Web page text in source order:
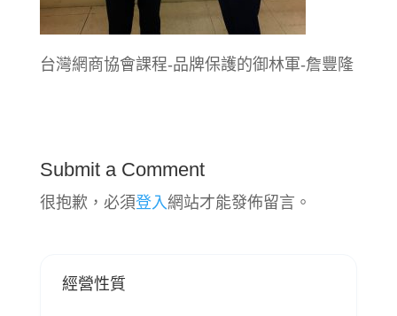
台灣網商協會課程-品牌保護的御林軍-詹豐隆
Submit a Comment
很抱歉，必須登入 網站才能發佈留言。
經營性質